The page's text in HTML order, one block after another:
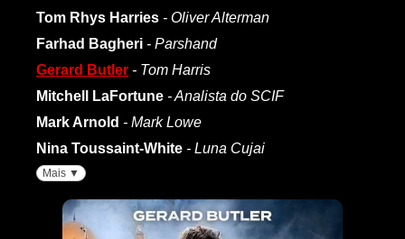
Tom Rhys Harries - Oliver Alterman
Farhad Bagheri - Parshand
Gerard Butler - Tom Harris
Mitchell LaFortune - Analista do SCIF
Mark Arnold - Mark Lowe
Nina Toussaint-White - Luna Cujai
Mais ▼